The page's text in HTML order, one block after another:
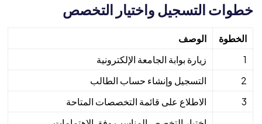
خطوات التسجيل واختيار التخصص
الخطوة
الوصف
زيارة بوابة الجامعة الإلكترونية
2
التسجيل وإنشاء حساب الطالب
3
الاطلاع على قائمة التخصصات المتاحة